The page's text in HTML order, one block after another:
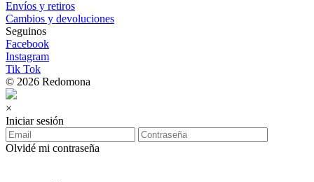
Envíos y retiros
Cambios y devoluciones
Seguinos
Facebook
Instagram
Tik Tok
© 2026 Redomona
×
Iniciar sesión
Olvidé mi contraseña